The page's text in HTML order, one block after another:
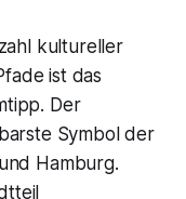
kultureller
ist das
Der
Symbol der
Hamburg.